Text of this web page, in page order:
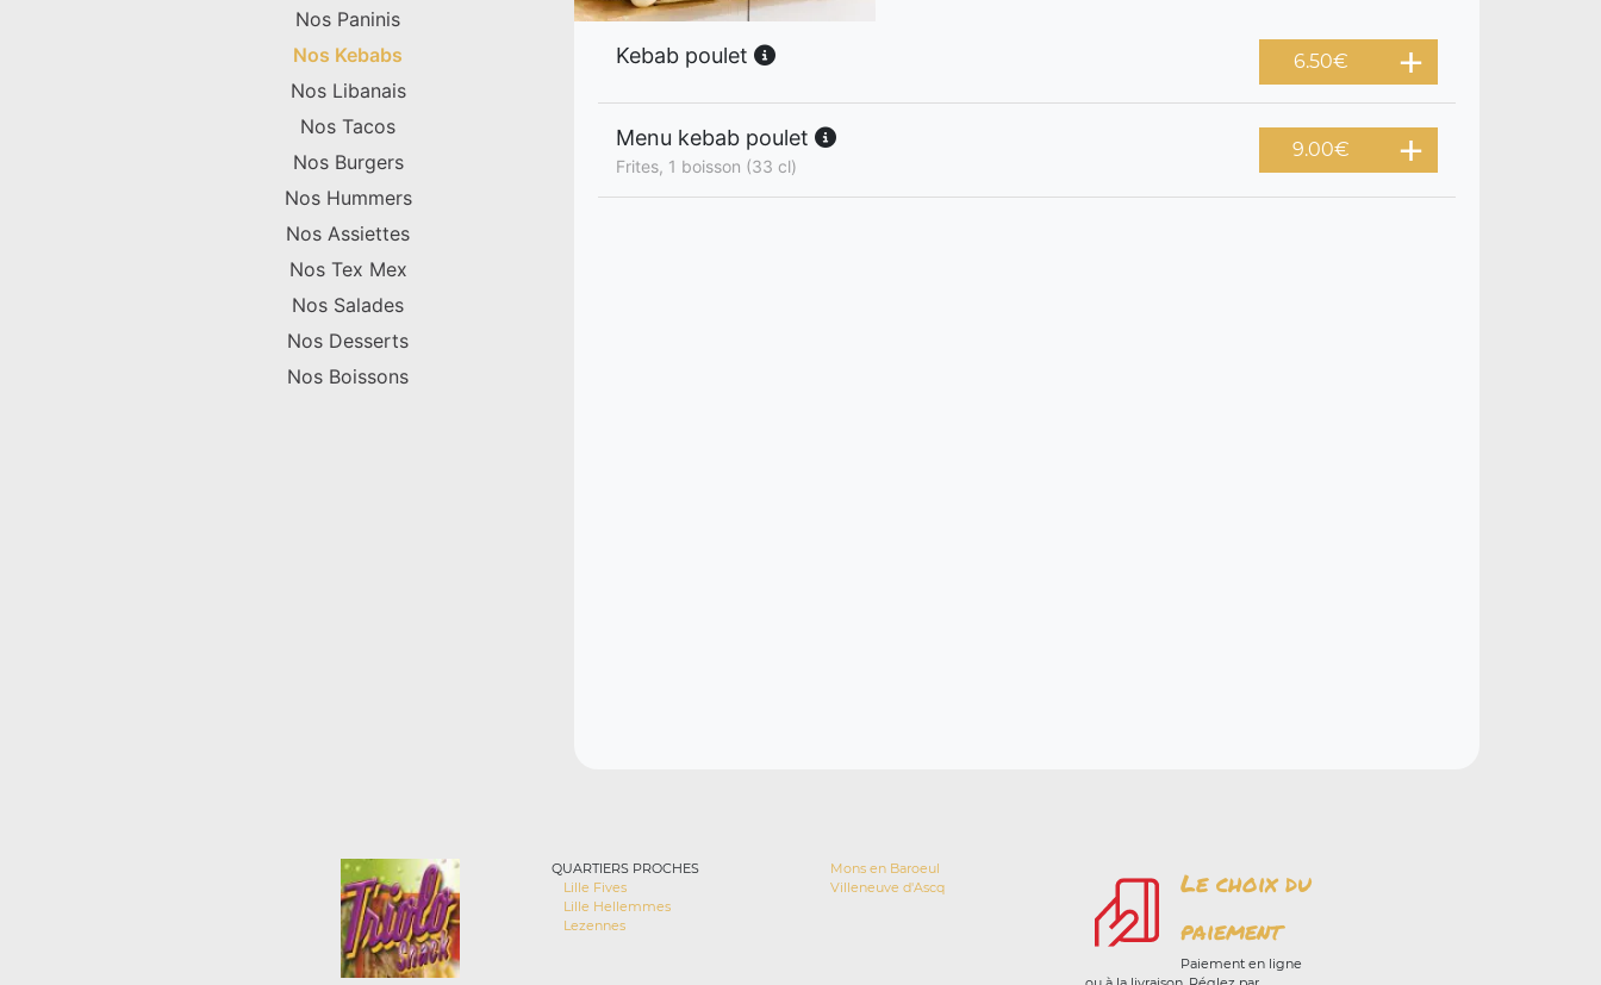
Nos Paninis
Nos Kebabs
Nos Libanais
Nos Tacos
Nos Burgers
Nos Hummers
Nos Assiettes
Nos Tex Mex
Nos Salades
Nos Desserts
Nos Boissons
Kebab poulet 6.50€
Menu kebab poulet
Frites, 1 boisson (33 cl)
9.00€
QUARTIERS PROCHES
Lille Fives
Lille Hellemmes
Lezennes
Mons en Baroeul
Villeneuve d'Ascq
Le choix du
paiement
Paiement en ligne